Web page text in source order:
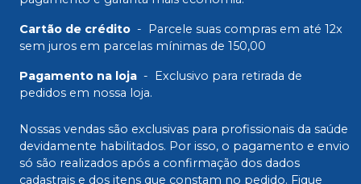
Cartão de crédito - Parcele suas compras em até 12x
sem juros em parcelas mínimas de 150,00
Pagamento na loja - Exclusivo para retirada de
pedidos em nossa loja.
Nossas vendas são exclusivas para profissionais da saúde
devidamente habilitados. Por isso, o pagamento e envio
só são realizados após a confirmação dos dados
cadastrais e dos itens que constam no pedido. Fique